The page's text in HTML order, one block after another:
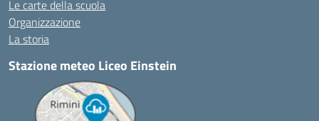
Le carte della scuola
Organizzazione
La storia
Stazione meteo Liceo Einstein